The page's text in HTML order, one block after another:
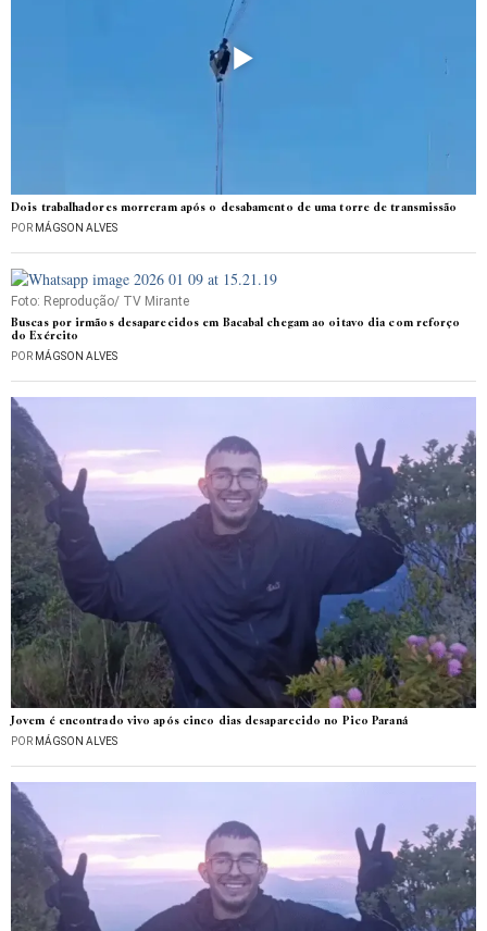
Dois trabalhadores morreram após o desabamento de uma torre de transmissão
POR MÁGSON ALVES
Foto: Reprodução/ TV Mirante
Buscas por irmãos desaparecidos em Bacabal chegam ao oitavo dia com reforço
do Exército
POR MÁGSON ALVES
Jovem é encontrado vivo após cinco dias desaparecido no Pico Paraná
POR MÁGSON ALVES